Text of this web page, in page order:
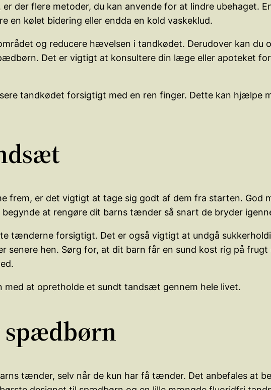
der flere metoder, du kan anvende for at lindre ubehaget.
kølet bidering eller endda en kold vaskeklud.
og reducere hævelsen i tandkødet. Derudover kan du
Det er vigtigt at konsultere din læge eller apoteket
tandkødet forsigtigt med en ren finger. Dette kan hjælpe
frem, er det vigtigt at tage sig godt af dem fra starten. God
at rengøre dit barns tænder så snart de bryder
tænderne forsigtigt. Det er også vigtigt at undgå
senere hen. Sørg for, at dit barn får en sund kost rig på
at opretholde et sundt tandsæt gennem hele livet.
tænder, selv når de kun har få tænder. Det anbefales at